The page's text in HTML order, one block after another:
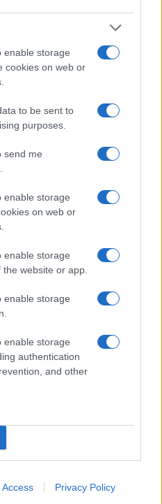
enable storage
cookies on web or
to be sent to
purposes.
send me
enable storage
on web or
enable storage
website or app.
enable storage
enable storage
authentication
and other
Access Privacy Policy
adatait,
a cég
ezentúl
lépésükről is
járattal 140 új